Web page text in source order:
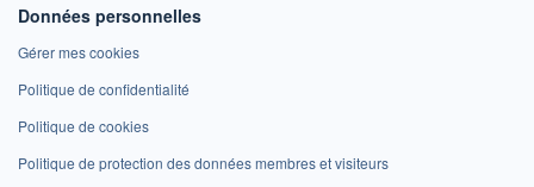
Données personnelles
Gérer mes cookies
Politique de confidentialité
Politique de cookies
Politique de protection des données membres et visiteurs